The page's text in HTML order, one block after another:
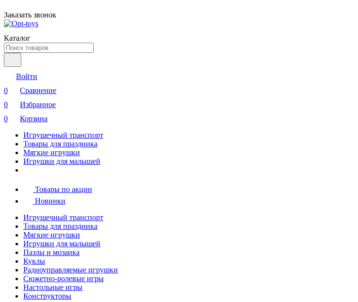
Заказать звонок
Каталог
Войти
0
Сравнение
0
Избранное
0
Корзина
Игрушечный транспорт
Товары для праздника
Мягкие игрушки
Игрушки для малышей
Товары по акции
Новинки
Игрушечный транспорт
Товары для праздника
Мягкие игрушки
Игрушки для малышей
Пазлы и мозаика
Куклы
Радиоуправляемые игрушки
Сюжетно-ролевые игры
Настольные игры
Конструкторы